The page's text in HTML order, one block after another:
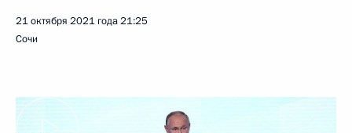
21 октября 2021 года21:25
Сочи